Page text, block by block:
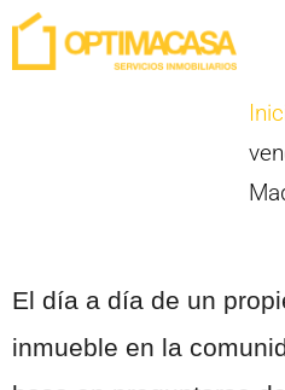
El día a día de un
inmueble en la